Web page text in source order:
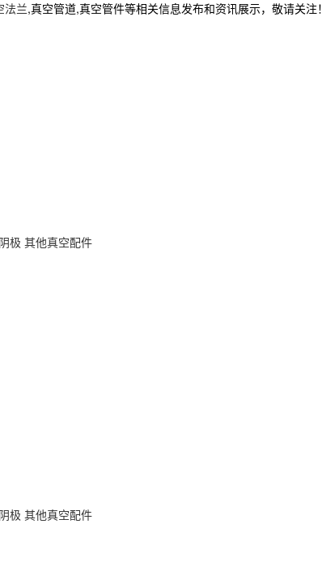
法兰,真空管道,真空管件等相关信息发布和资讯展示，敬请关注！
极 其他真空配件
极 其他真空配件